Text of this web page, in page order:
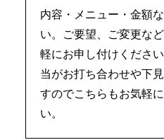
内容・メニュー・金額
い。ご要望、ご変更な
軽にお申し付けくださ
当がお打ち合わせや下
すのでこちらもお気軽
い。